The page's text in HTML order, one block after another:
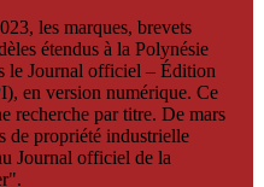
les marques, brevets
étendus à la Polynésie
le Journal officiel – Édition
en version numérique. Ce
recherche par titre. De mars
de propriété industrielle
Journal officiel de la